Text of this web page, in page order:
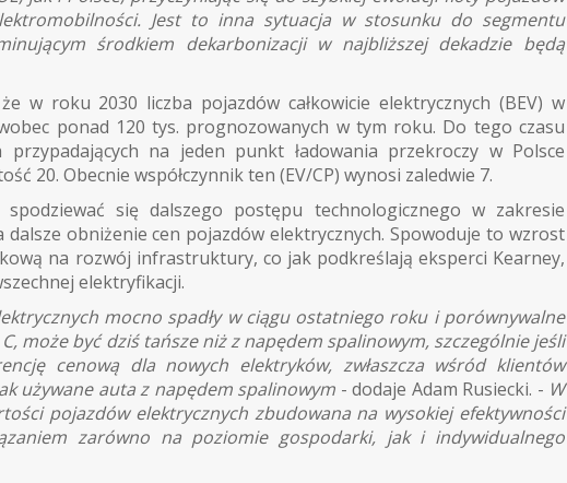
Jest to inna sytuacja w stosunku do segmentu
środkiem dekarbonizacji w najbliższej dekadzie będą
w roku 2030 liczba pojazdów całkowicie elektrycznych (BEV) w
ponad 120 tys. prognozowanych w tym roku. Do tego czasu
przypadających na jeden punkt ładowania przekroczy w Polsce
20. Obecnie współczynnik ten (EV/CP) wynosi zaledwie 7.
się dalszego postępu technologicznego w zakresie
obniżenie cen pojazdów elektrycznych. Spowoduje to wzrost
na rozwój infrastruktury, co jak podkreślają eksperci Kearney,
elektryfikacji.
mocno spadły w ciągu ostatniego roku i porównywalne
może być dziś tańsze niż z napędem spalinowym, szczególnie jeśli
cenową dla nowych elektryków, zwłaszcza wśród klientów
używane auta z napędem spalinowym - dodaje Adam Rusiecki. - W
pojazdów elektrycznych zbudowana na wysokiej efektywności
zarówno na poziomie gospodarki, jak i indywidualnego